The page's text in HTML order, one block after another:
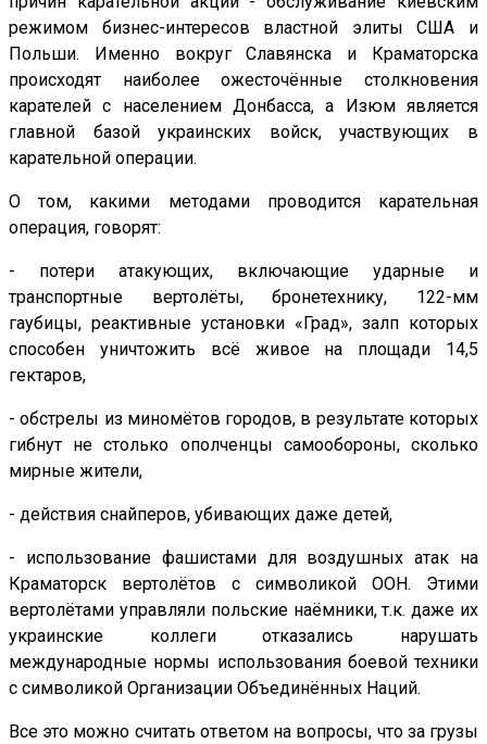
режимом бизнес-интересов властной элиты США и
Польши. Именно вокруг Славянска и Краматорска
происходят наиболее ожесточённые столкновения
карателей с населением Донбасса, а Изюм является
главной базой украинских войск, участвующих в
карательной операции.
О том, какими методами проводится карательная
операция, говорят:
- потери атакующих, включающие ударные и
транспортные вертолёты, бронетехнику, 122-мм
гаубицы, реактивные установки «Град», залп которых
способен уничтожить всё живое на площади 14,5
гектаров,
- обстрелы из миномётов городов, в результате которых
гибнут не столько ополченцы самообороны, сколько
мирные жители,
- действия снайперов, убивающих даже детей,
- использование фашистами для воздушных атак на
Краматорск вертолётов с символикой ООН. Этими
вертолётами управляли польские наёмники, т.к. даже их
украинские коллеги отказались нарушать
международные нормы использования боевой техники
с символикой Организации Объединённых Наций.
Все это можно считать ответом на вопросы, что за грузы